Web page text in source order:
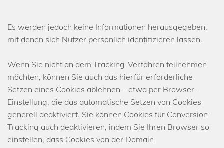
Es werden jedoch keine Informationen herausgegeben,
mit denen sich Nutzer persönlich identifizieren lassen.
Wenn Sie nicht an dem Tracking-Verfahren teilnehmen
möchten, können Sie auch das hierfür erforderliche
Setzen eines Cookies ablehnen – etwa per Browser-
Einstellung, die das automatische Setzen von Cookies
generell deaktiviert. Sie können Cookies für Conversion-
Tracking auch deaktivieren, indem Sie Ihren Browser so
einstellen, dass Cookies von der Domain